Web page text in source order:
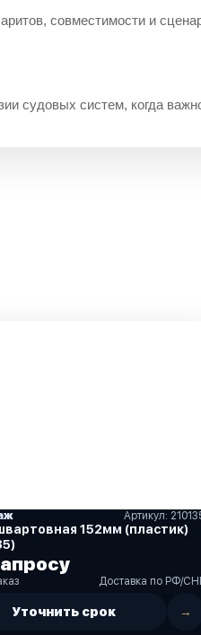
совместимости и
судовых систем, когда
Артикул:
152мм (пластик)
Доставка по РФ/
Уточнить срок →